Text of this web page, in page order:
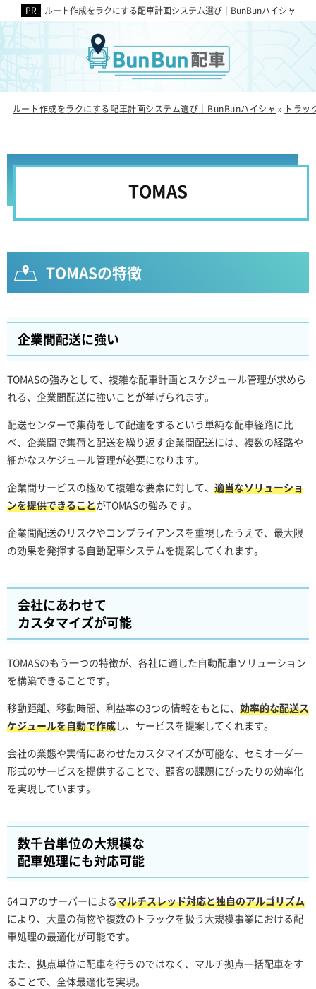
ルート作成をラクにする配車計画システム選び｜BunBunハイシャ
ルート作成をラクにする配車計画システム選び｜BunBunハイシャ » トラッ
TOMAS
TOMASの特徴
企業間配送に強い
TOMASの強みとして、複雑な配車計画とスケジュール管理が求めら
れる、企業間配送に強いことが挙げられます。
配送センターで集荷をして配達をするという単純な配車経路に比
べ、企業間で集荷と配送を繰り返す企業間配送には、複数の経路や
細かなスケジュール管理が必要になります。
企業間サービスの極めて複雑な要素に対して、 適当なソリューショ
ンを提供できることがTOMASの強みです。
企業間配送のリスクやコンプライアンスを重視したうえで、最大限
の効果を発揮する自動配車システムを提案してくれます。
会社にあわせて
カスタマイズが可能
TOMASのもう一つの特徴が、各社に適した自動配車ソリューション
を構築できることです。
移動距離、移動時間、利益率の3つの情報をもとに、 効率的な配送ス
ケジュールを自動で作成し、サービスを提案してくれます。
会社の業態や実情にあわせたカスタマイズが可能な、セミオーダー
形式のサービスを提供することで、顧客の課題にぴったりの効率化
を実現しています。
数千台単位の大規模な
配車処理にも対応可能
64コアのサーバーによるマルチスレッド対応と独自のアルゴリズム
により、大量の荷物や複数のトラックを扱う大規模事業における配
車処理の最適化が可能です。
また、拠点単位に配車を行うのではなく、マルチ拠点一括配車をす
ることで、全体最適化を実現。